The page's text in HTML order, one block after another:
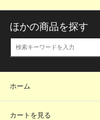
ほかの商品を探す
ホーム
カートを見る